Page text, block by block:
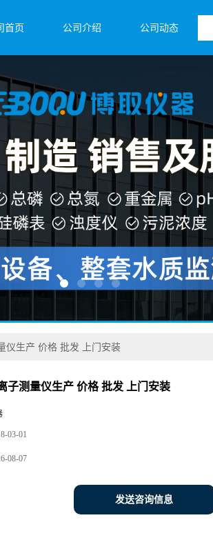
首页 公司介绍 公司动态
仪生产 价格 批发 上门安装
子测量仪生产 价格 批发 上门安装
03-01
08-07
发送咨询信息